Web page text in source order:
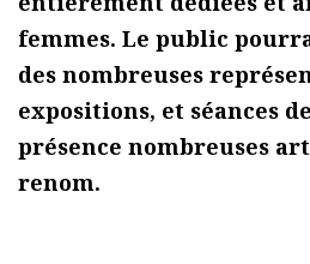
femmes. Le public
des nombreuses
expositions, et séances
présence nombreuses
renom.